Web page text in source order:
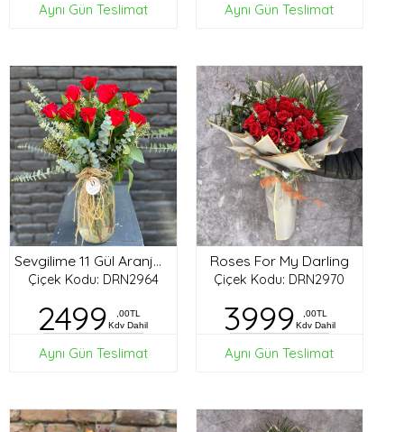
Aynı Gün Teslimat Aynı Gün Teslimat
Sevgilime 11 Gül Aranjman
Çiçek Kodu: DRN2964
2499
,00TL
Kdv Dahil
Aynı Gün Teslimat
Roses For My Darling
Çiçek Kodu: DRN2970
3999
,00TL
Kdv Dahil
Aynı Gün Teslimat